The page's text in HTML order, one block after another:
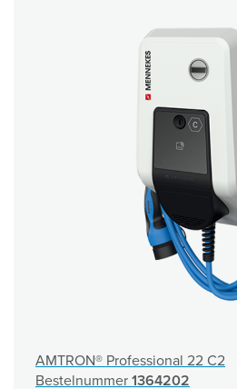
AMTRON® Professional 22 C2
Bestelnummer 1364202